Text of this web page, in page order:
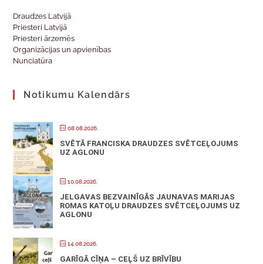
Draudzes Latvijā
Priesteri Latvijā
Priesteri ārzemēs
Organizācijas un apvienības
Nunciatūra
Notikumu Kalendārs
08.08.2026.
SVĒTĀ FRANCISKA DRAUDZES SVĒTCEĻOJUMS
UZ AGLONU
10.08.2026.
JELGAVAS BEZVAINĪGĀS JAUNAVAS MARIJAS
ROMAS KATOĻU DRAUDZES SVĒTCEĻOJUMS UZ
AGLONU
14.08.2026.
GARĪGĀ CĪŅA – CEĻŠ UZ BRĪVĪBU